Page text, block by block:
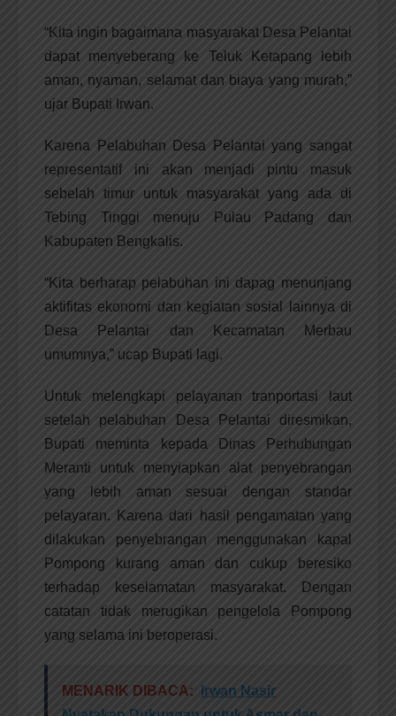
“Kita ingin bagaimana masyarakat Desa Pelantai
dapat menyeberang ke Teluk Ketapang lebih
aman, nyaman, selamat dan biaya yang murah,”
ujar Bupati Irwan.
Karena Pelabuhan Desa Pelantai yang sangat
representatif ini akan menjadi pintu masuk
sebelah timur untuk masyarakat yang ada di
Tebing Tinggi menuju Pulau Padang dan
Kabupaten Bengkalis.
“Kita berharap pelabuhan ini dapag menunjang
aktifitas ekonomi dan kegiatan sosial lainnya di
Desa Pelantai dan Kecamatan Merbau
umumnya,” ucap Bupati lagi.
Untuk melengkapi pelayanan tranportasi laut
setelah pelabuhan Desa Pelantai diresmikan,
Bupati meminta kepada Dinas Perhubungan
Meranti untuk menyiapkan alat penyebrangan
yang lebih aman sesuai dengan standar
pelayaran. Karena dari hasil pengamatan yang
dilakukan penyebrangan menggunakan kapal
Pompong kurang aman dan cukup beresiko
terhadap keselamatan masyarakat. Dengan
catatan tidak merugikan pengelola Pompong
yang selama ini beroperasi.
MENARIK DIBACA:
Irwan Nasir